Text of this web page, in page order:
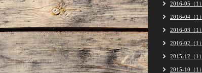
2016-05（1）
2016-04（1）
2016-03（1）
2016-02（1）
2015-12（1）
2015-10（1）